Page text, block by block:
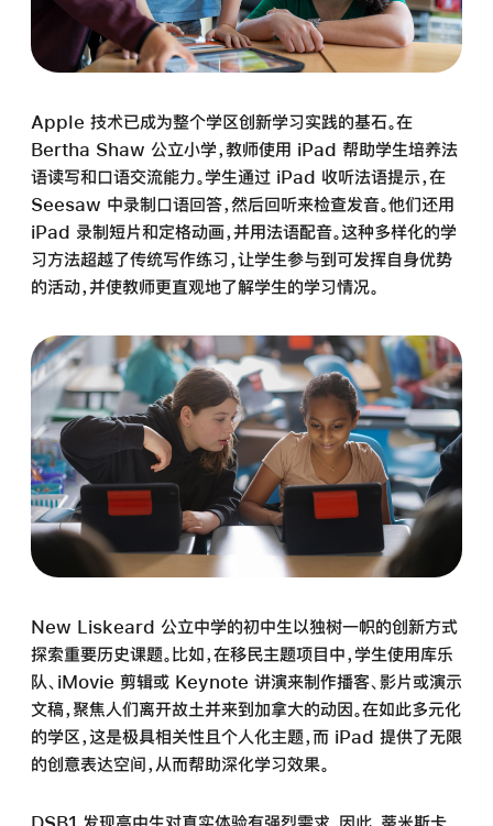
Apple 技术已成为整个学区创新学习实践的基石。在
Bertha Shaw 公立小学，教师使用 iPad 帮助学生培养法
语读写和口语交流能力。学生通过 iPad 收听法语提示，在
Seesaw 中录制口语回答，然后回听来检查发音。他们还用
iPad 录制短片和定格动画，并用法语配音。这种多样化的学
习方法超越了传统写作练习，让学生参与到可发挥自身优势
的活动，并使教师更直观地了解学生的学习情况。
New Liskeard 公立中学的初中生以独树一帜的创新方式
探索重要历史课题。比如，在移民主题项目中，学生使用库乐
队、iMovie 剪辑或 Keynote 讲演来制作播客、影片或演示
文稿，聚焦人们离开故土并来到加拿大的动因。在如此多元化
的学区，这是极具相关性且个人化主题，而 iPad 提供了无限
的创意表达空间，从而帮助深化学习效果。
DSB1 发现高中生对真实体验有强烈需求，因此，蒂米斯卡